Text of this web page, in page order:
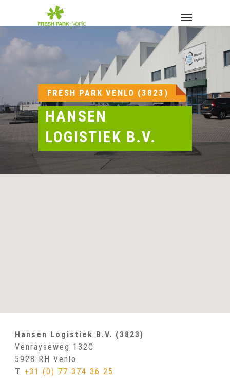
content
Menu
FRESH PARK VENLO (3823)
HANSEN
LOGISTIEK B.V.
Hansen Logistiek B.V. (3823)
Venrayseweg 132C
5928 RH Venlo
T +31 (0) 77 374 36 25